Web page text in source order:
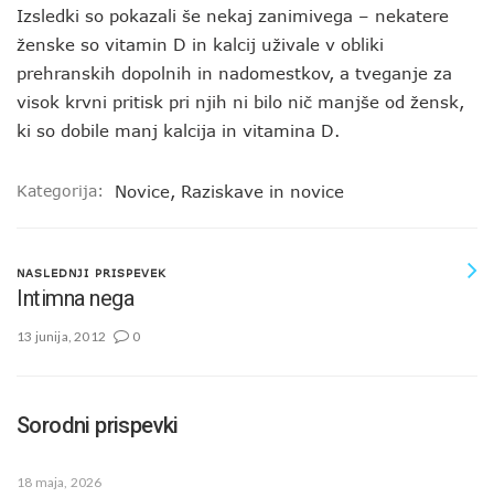
Izsledki so pokazali še nekaj zanimivega – nekatere
ženske so vitamin D in kalcij uživale v obliki
prehranskih dopolnih in nadomestkov, a tveganje za
visok krvni pritisk pri njih ni bilo nič manjše od žensk,
ki so dobile manj kalcija in vitamina D.
Kategorija: Novice, Raziskave in novice
NASLEDNJI PRISPEVEK
Intimna nega
13 junija, 2012 0
Sorodni prispevki
18 maja, 2026